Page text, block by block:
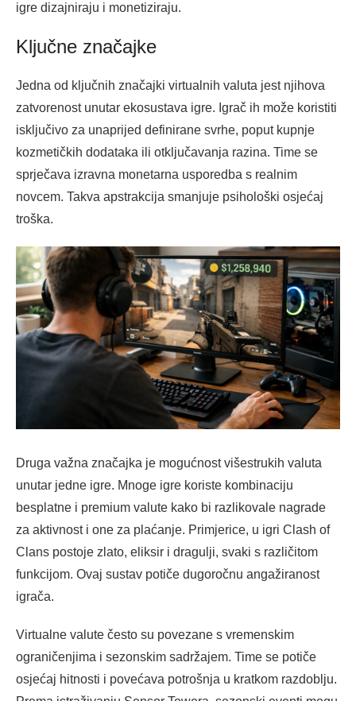
igre dizajniraju i monetiziraju.
Ključne značajke
Jedna od ključnih značajki virtualnih valuta jest njihova
zatvorenost unutar ekosustava igre. Igrač ih može koristiti
isključivo za unaprijed definirane svrhe, poput kupnje
kozmetičkih dodataka ili otključavanja razina. Time se
sprječava izravna monetarna usporedba s realnim
novcem. Takva apstrakcija smanjuje psihološki osjećaj
troška.
Druga važna značajka je mogućnost višestrukih valuta
unutar jedne igre. Mnoge igre koriste kombinaciju
besplatne i premium valute kako bi razlikovale nagrade
za aktivnost i one za plaćanje. Primjerice, u igri Clash of
Clans postoje zlato, eliksir i dragulji, svaki s različitom
funkcijom. Ovaj sustav potiče dugoročnu angažiranost
igrača.
Virtualne valute često su povezane s vremenskim
ograničenjima i sezonskim sadržajem. Time se potiče
osjećaj hitnosti i povećava potrošnja u kratkom razdoblju.